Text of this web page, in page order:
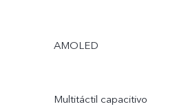
AMOLED
Multitáctil capacitivo